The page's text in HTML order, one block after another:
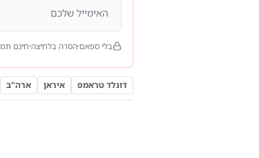
בלי ספאם הסרה בלחיצה חינם
דונלד טראמפ איראן ארה"ב